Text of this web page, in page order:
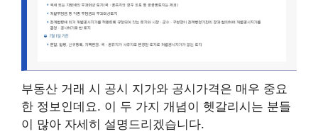
부동산 거래 시 공시 지가와 공시가격은 매우 중요
한 정보인데요. 이 두 가지 개념이 헷갈리시는 분들
이 많아 자세히 설명드리겠습니다.